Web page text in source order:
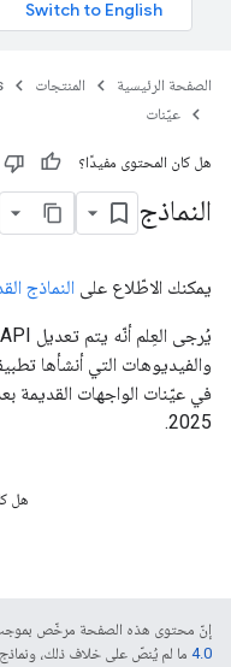
الصفحة الرئيسية المنتجات
عيّنات
هل كان المحتوى مفيدًا؟
النماذج
يمكنك الاطّلاع على النماذج
والفيديوهات التي أنشأها
2025.
هل
إنّ محتوى هذه الصفحة مرخّص
4.0‏ ما لم يُنصّ على خلاف ذلك،